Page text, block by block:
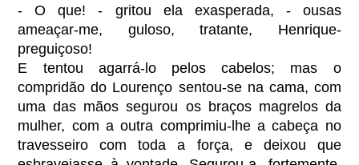
- O que! - gritou ela exasperada, - ousas
ameaçar-me, guloso, tratante, Henrique-
preguiçoso!
E tentou agarrá-lo pelos cabelos; mas o
compridão do Lourenço sentou-se na cama, com
uma das mãos segurou os braços magrelos da
mulher, com a outra comprimiu-lhe a cabeça no
travesseiro com toda a força, e deixou que